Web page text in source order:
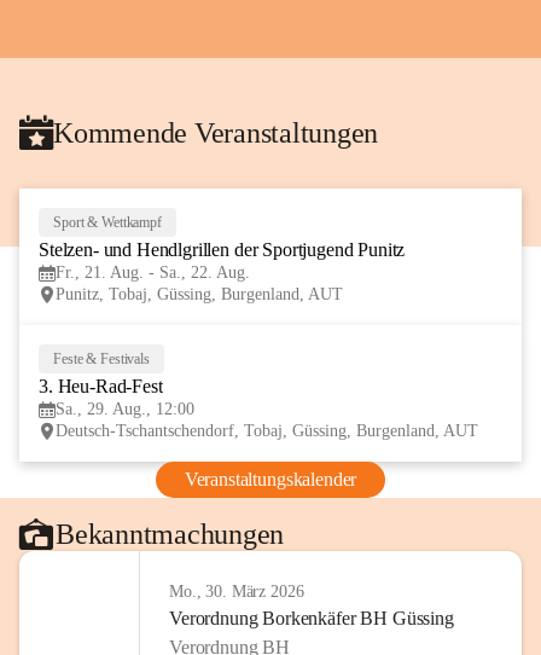
Kommende Veranstaltungen
Sport & Wettkampf
Stelzen- und Hendlgrillen der Sportjugend Punitz
Fr., 21. Aug. - Sa., 22. Aug.
Punitz, Tobaj, Güssing, Burgenland, AUT
Feste & Festivals
3. Heu-Rad-Fest
Sa., 29. Aug., 12:00
Deutsch-Tschantschendorf, Tobaj, Güssing, Burgenland, AUT
Veranstaltungskalender
Bekanntmachungen
Mo., 30. März 2026
Verordnung Borkenkäfer BH Güssing
Verordnung BH